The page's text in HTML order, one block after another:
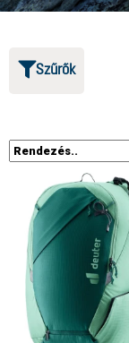
Szűrők